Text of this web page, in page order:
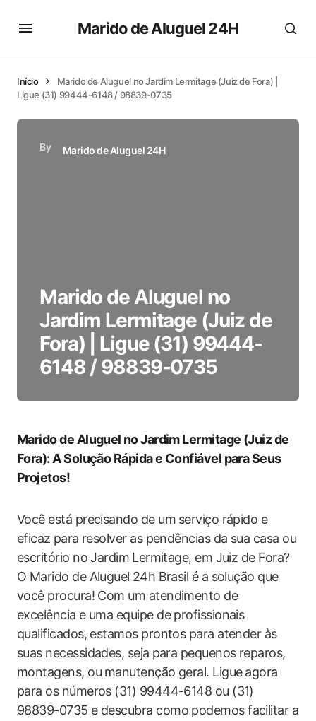
Marido de Aluguel 24H
Início
Marido de Aluguel no Jardim Lermitage (Juiz de Fora) |
Ligue (31) 99444-6148 / 98839-0735
By Marido de Aluguel 24H
Marido de Aluguel no
Jardim Lermitage (Juiz de
Fora) | Ligue (31) 99444-
6148 / 98839-0735
Marido de Aluguel ⁣no Jardim Lermitage (Juiz de
Fora): A ‌Solução Rápida e Confiável para Seus
Projetos!
Você está precisando de um⁤ serviço rápido e
eficaz ⁣para ​resolver as pendências da sua ‌casa ou
escritório no​ Jardim ⁤Lermitage, em Juiz de Fora?‍
O Marido de Aluguel⁣ 24h Brasil é a solução que
você procura! Com um atendimento de
excelência e uma equipe de profissionais
qualificados, estamos ​prontos para atender às
suas necessidades,‌ seja ⁤para‌ pequenos reparos,
montagens, ou ⁢manutenção geral. Ligue ⁢agora
para‍ os números (31) 99444-6148 ‍ou (31)
98839-0735 e descubra como podemos facilitar a